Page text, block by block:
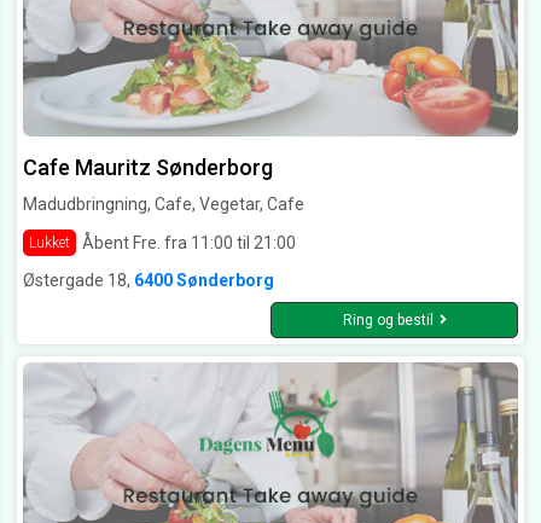
Cafe Mauritz Sønderborg
Madudbringning, Cafe, Vegetar, Cafe
Lukket
Åbent Fre. fra 11:00 til 21:00
Østergade 18, 6400 Sønderborg
Ring og bestil